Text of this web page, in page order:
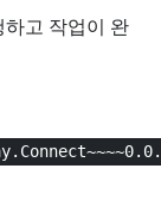
고 작업이 완